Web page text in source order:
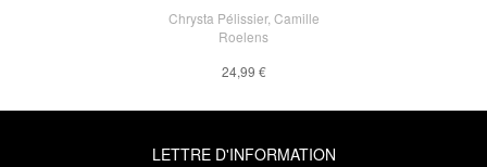
Chrysta Pélissier, Camille
Roelens
24,99 €
LETTRE D'INFORMATION